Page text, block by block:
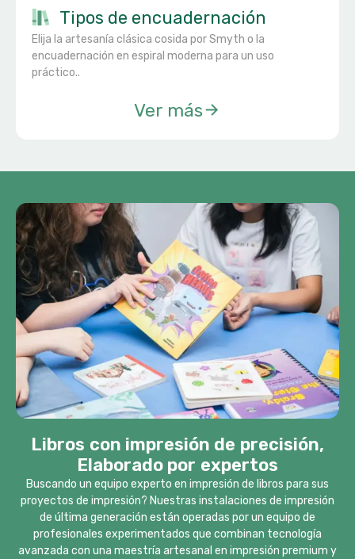
Tipos de encuadernación
Elija la artesanía clásica cosida por Smyth o la
encuadernación en espiral moderna para un uso
práctico..
Ver más
Libros con impresión de precisión,
Elaborado por expertos
Buscando un equipo experto en impresión de libros para sus
proyectos de impresión? Nuestras instalaciones de impresión
de última generación están operadas por un equipo de
profesionales experimentados que combinan tecnología
avanzada con una maestría artesanal en impresión premium y